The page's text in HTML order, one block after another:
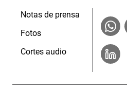
Notas de prensa
Fotos
Cortes audio